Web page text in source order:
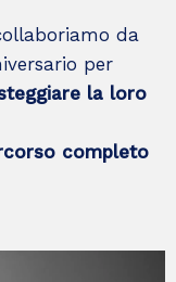
da
per
la loro
completo